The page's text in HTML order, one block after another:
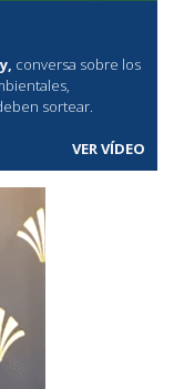
conversa sobre los
sortear.
VER VÍDEO